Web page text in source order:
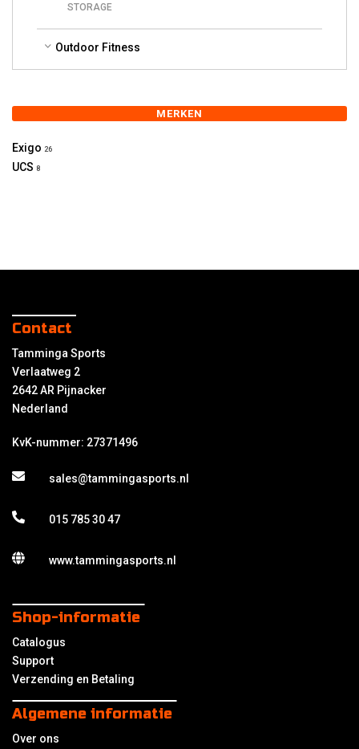
STORAGE
Outdoor Fitness
MERKEN
Exigo 26
UCS 8
Contact
Tamminga Sports
Verlaatweg 2
2642 AR Pijnacker
Nederland
KvK-nummer: 27371496
sales@tammingasports.nl
015 785 30 47
www.tammingasports.nl
Shop-informatie
Catalogus
Support
Verzending en Betaling
Algemene informatie
Over ons